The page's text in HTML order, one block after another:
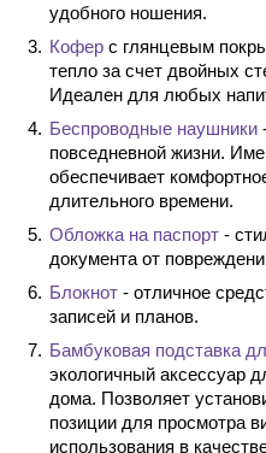
удобного ношения.
Кофер с глянцевым
тепло за счет двойных
Идеален для любых
Беспроводные наушники
повседневной жизни.
обеспечивает
длительного времени.
Обложка на паспорт -
документа от
Блокнот - отличное
записей и планов.
Бамбуковая подставка
экологичный аксессуар
дома. Позволяет
позиции для просмотра
использования в